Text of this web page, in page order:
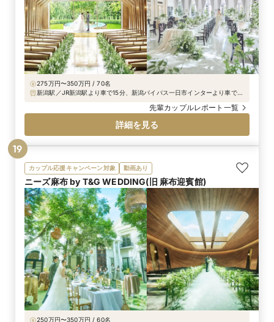
275万円〜350万円 / 70名
新潟駅／JR新潟駅より車で15分、新潟バイパス一日市インターより車で3
先輩カップルレポート一覧
詳細を見る
カップル応援キャンペーン対象 動画あり
ニーズ麻布 by T&G WEDDING(旧 麻布迎賓館)
250万円〜350万円 / 60名
19